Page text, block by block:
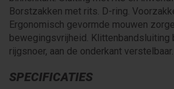
Borstzakken met rits. D-ring.
Ergonomisch gevormde mouwen
bewegingsvrijheid. Klittenbandsluiting
rijgsnoer, aan de onderkant
SPECIFICATIES